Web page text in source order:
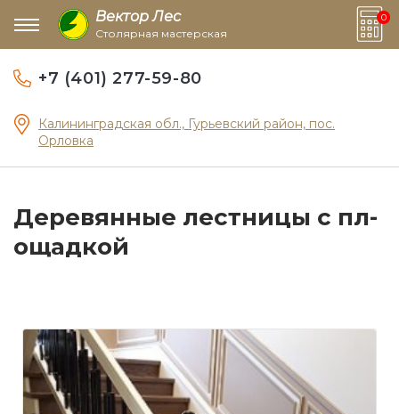
+7 (401) 277-59-80
Калининградская обл., Гурьевский район, пос.
Орловка
Вектор Лес
Столярная мастерская
0
Деревянные лестницы с пл­
ощадкой